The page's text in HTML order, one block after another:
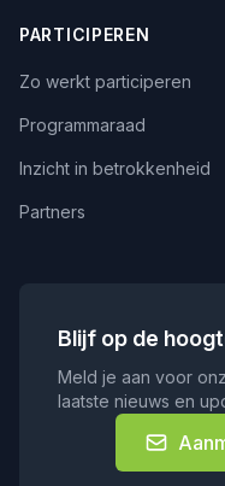
PARTICIPEREN
Zo werkt participeren
Programmaraad
Inzicht in betrokkenheid
Partners
Blijf op de
Meld je aan voor
laatste nieuws en